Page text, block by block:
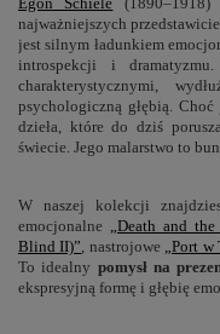
najważniejszych
jest silnym ładunkiem
introspekcji i
charakterystycznymi,
psychologiczną głębią.
dzieła, które do dziś
świecie. Jego malarstwo to
W naszej kolekcji
emocjonalne
„Death and
Blind II)” , nastrojowe „Port
To idealny pomysł na
ekspresyjną formę i głębię